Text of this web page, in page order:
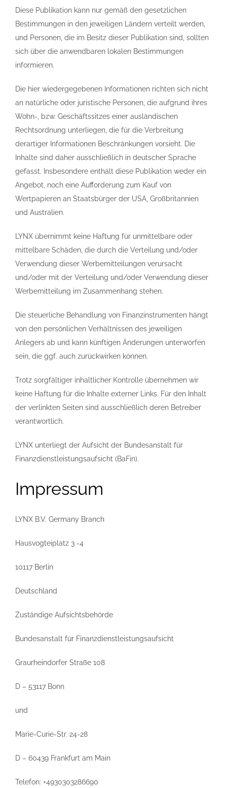
Diese Publikation kann nur gemäß den gesetzlichen
Bestimmungen in den jeweiligen Ländern verteilt werden,
und Personen, die im Besitz dieser Publikation sind, sollten
sich über die anwendbaren lokalen Bestimmungen
informieren.
Die hier wiedergegebenen Informationen richten sich nicht
an natürliche oder juristische Personen, die aufgrund ihres
Wohn-, bzw. Geschäftssitzes einer ausländischen
Rechtsordnung unterliegen, die für die Verbreitung
derartiger Informationen Beschränkungen vorsieht. Die
Inhalte sind daher ausschließlich in deutscher Sprache
gefasst. Insbesondere enthält diese Publikation weder ein
Angebot, noch eine Aufforderung zum Kauf von
Wertpapieren an Staatsbürger der USA, Großbritannien
und Australien.
LYNX übernimmt keine Haftung für unmittelbare oder
mittelbare Schäden, die durch die Verteilung und/oder
Verwendung dieser Werbemitteilungen verursacht
und/oder mit der Verteilung und/oder Verwendung dieser
Werbemitteilung im Zusammenhang stehen.
Die steuerliche Behandlung von Finanzinstrumenten hängt
von den persönlichen Verhältnissen des jeweiligen
Anlegers ab und kann künftigen Änderungen unterworfen
sein, die ggf. auch zurückwirken können.
Trotz sorgfältiger inhaltlicher Kontrolle übernehmen wir
keine Haftung für die Inhalte externer Links. Für den Inhalt
der verlinkten Seiten sind ausschließlich deren Betreiber
verantwortlich.
LYNX unterliegt der Aufsicht der Bundesanstalt für
Finanzdienstleistungsaufsicht (BaFin).
Impressum
LYNX B.V. Germany Branch
Hausvogteiplatz 3 -4
10117 Berlin
Deutschland
Zuständige Aufsichtsbehörde
Bundesanstalt für Finanzdienstleistungsaufsicht
Graurheindorfer Straße 108
D – 53117 Bonn
und
Marie-Curie-Str. 24-28
D – 60439 Frankfurt am Main
Telefon: +4930303286690